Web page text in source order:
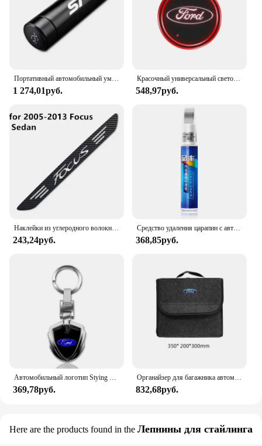
Портативный автомобильный умный термос, 500 мл, изоляционная чашка с дисплеем температуры для FORD ST Focus x 2 Kuga FIESTA, Стайлинг автомобиля
1 274,01руб.
Красочный универсальный светодиодный автомобильный подстаканник RGB Light Mat Pad для Ford Fiesta Ranger Fusion Mondeo Mustang Transit, автоаксессуары
548,97руб.
Наклейки из углеродного волокна для Ford Focus 2005-2017, задние стоп-сигналы с высоким креплением, аксессуары для стайлинга автомобиля, 1 шт.
243,24руб.
Средство удаления царапин с автомобиля ручки для рисования для Ford Focus 3 4 ST Mondeo MK3 MK4 Fiesta Fusion Kuga 2013 2014 2015 2017
368,85руб.
Автомобильный логотип Stying 3D металлические брелоки в форме щита брелок для Ford Fiesta C-Max Kuga Ranger Raptor KA Fusion ST Transit Edge
369,78руб.
Органайзер для багажника автомобиля, складная сумка для хранения большой емкости для Ford Focus Mondeo Kuga Fiesta MK7 Escort Explorer Edge 2 4 MK2 MK4
832,68руб.
Here are the products found in the Лепнины для стайлинга